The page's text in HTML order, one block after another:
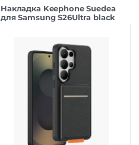
Накладка Keephone Suedea
для Samsung S26Ultra black